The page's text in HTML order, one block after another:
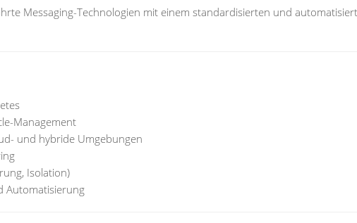
Messaging-Technologien mit einem standardisierten und
Management
und hybride Umgebungen
Isolation)
Automatisierung